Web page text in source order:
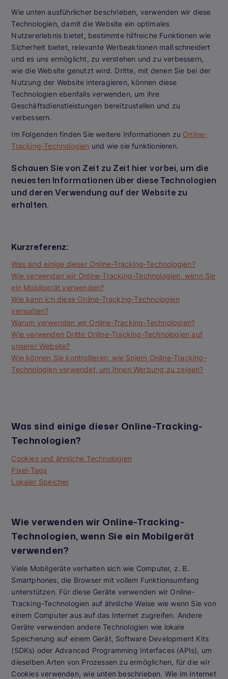
Wie unten ausführlicher beschrieben, verwenden wir diese
Technologien, damit die Website ein optimales
Nutzererlebnis bietet, bestimmte hilfreiche Funktionen wie
Sicherheit bietet, relevante Werbeaktionen maßschneidert
und es uns ermöglicht, zu verstehen und zu verbessern,
wie die Website genutzt wird. Dritte, mit denen Sie bei der
Nutzung der Website interagieren, können diese
Technologien ebenfalls verwenden, um ihre
Geschäftsdienstleistungen bereitzustellen und zu
verbessern.
Im Folgenden finden Sie weitere Informationen zu Online-
Tracking-Technologien und wie sie funktionieren.
Schauen Sie von Zeit zu Zeit hier vorbei, um die
neuesten Informationen über diese Technologien
und deren Verwendung auf der Website zu
erhalten.
Kurzreferenz:
Was sind einige dieser Online-Tracking-Technologien?
Wie verwenden wir Online-Tracking-Technologien, wenn Sie
ein Mobilgerät verwenden?
Wie kann ich diese Online-Tracking-Technologien
verwalten?
Warum verwenden wir Online-Tracking-Technologien?
Wie verwenden Dritte Online-Tracking-Technologien auf
unserer Website?
Wie können Sie kontrollieren, wie Sojern Online-Tracking-
Technologien verwendet, um Ihnen Werbung zu zeigen?
Was sind einige dieser Online-Tracking-
Technologien?
Cookies und ähnliche Technologien
Pixel-Tags
Lokaler Speicher
Wie verwenden wir Online-Tracking-
Technologien, wenn Sie ein Mobilgerät
verwenden?
Viele Mobilgeräte verhalten sich wie Computer, z. B.
Smartphones, die Browser mit vollem Funktionsumfang
unterstützen. Für diese Geräte verwenden wir Online-
Tracking-Technologien auf ähnliche Weise wie wenn Sie von
einem Computer aus auf das Internet zugreifen. Andere
Geräte verwenden andere Technologien wie lokale
Speicherung auf einem Gerät, Software Development Kits
(SDKs) oder Advanced Programming Interfaces (APIs), um
dieselben Arten von Prozessen zu ermöglichen, für die wir
Cookies verwenden, wie unten beschrieben. Wie im Internet